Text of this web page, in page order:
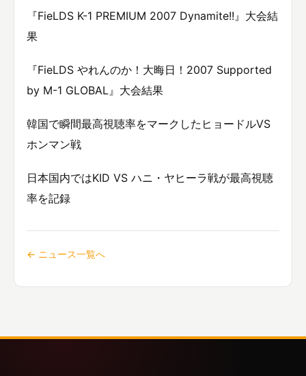
『FieLDS K-1 PREMIUM 2007 Dynamite!!』大会結
果
『FieLDS やれんのか！大晦日！2007 Supported
by M-1 GLOBAL』大会結果
韓国で瞬間最高視聴率をマークしたヒョードルVS
ホンマン戦
日本国内ではKID VS ハニ・ヤヒーラ戦が最高視聴
率を記録
← ニュース一覧へ